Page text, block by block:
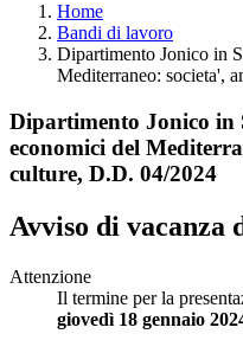
Home
Bandi di lavoro
Dipartimento Jonico in
Mediterraneo: societa',
Dipartimento Jonico in
economici del
culture, D.D. 04/2024
Avviso di vacanza
Attenzione
Il termine per la
giovedì 18 gennaio